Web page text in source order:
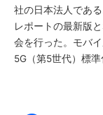
社の日本法人であ
レポートの最新版
会を行った。モバ
5G（第5世代）標